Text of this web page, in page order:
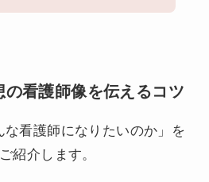
看護師像を伝えるコツ
看護師になりたいのか」を
紹介します。